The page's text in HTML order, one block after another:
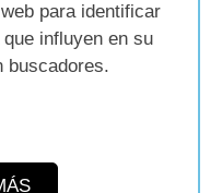
para identificar
influyen en su
buscadores.